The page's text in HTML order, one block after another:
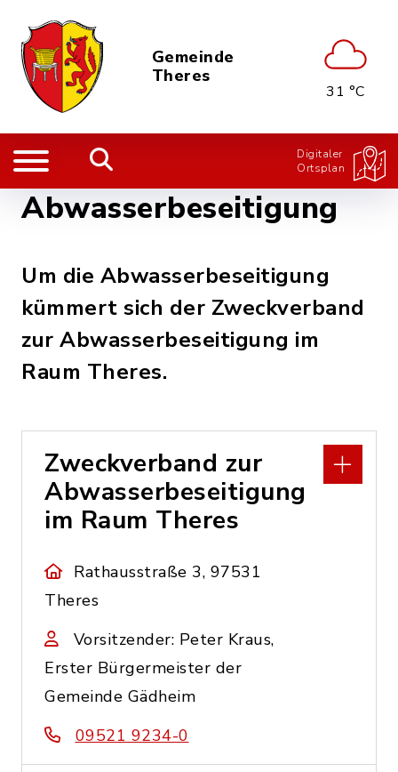
Gemeinde
Theres
31 °C
Digitaler
Ortsplan
Abwasserbeseitigung
Um die Abwasserbeseitigung
kümmert sich der Zweckverband
zur Abwasserbeseitigung im
Raum Theres.
Zweckverband zur
Abwasserbeseitigung
im Raum Theres
Rathausstraße 3, 97531
Theres
Vorsitzender: Peter Kraus,
Erster Bürgermeister der
Gemeinde Gädheim
09521 9234-0